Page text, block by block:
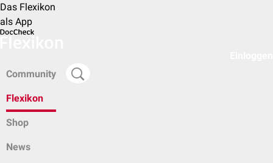
Das Flexikon
als App
Community
Flexikon
Shop
News